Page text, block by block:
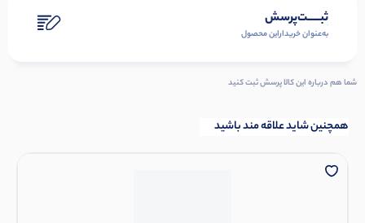
ثبـــــت‌پرسش
به‌عنوان ‌خریدار‌این‌ محصول
شما هم درباره این کالا پرسش ثبت کنید
همچنین شاید علاقه مند باشید